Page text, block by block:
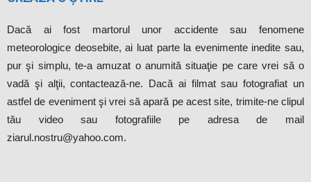
meteorologice deosebite, ai luat parte la evenimente inedite sau,
pur şi simplu, te-a amuzat o anumită situaţie pe care vrei să o
vadă şi alţii, contactează-ne. Dacă ai filmat sau fotografiat un
astfel de eveniment şi vrei să apară pe acest site, trimite-ne clipul
tău video sau fotografiile pe adresa de mail
ziarul.nostru@yahoo.com.